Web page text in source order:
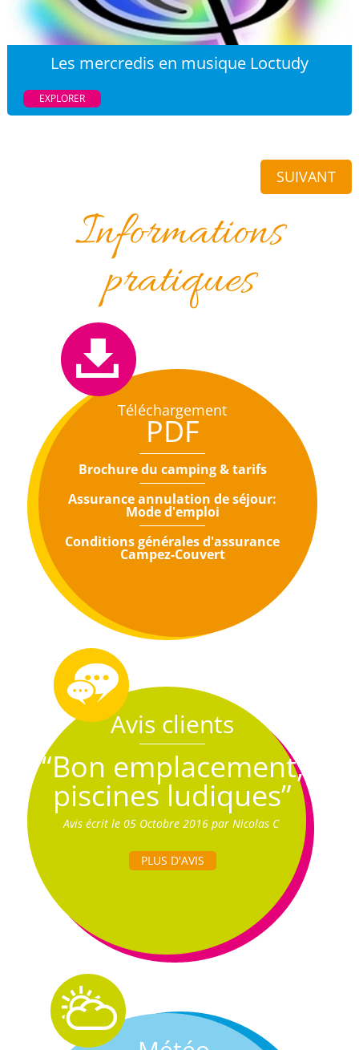
Les mercredis en musique Loctudy
EXPLORER
SUIVANT
Informations
pratiques
Téléchargement
PDF
Brochure du camping & tarifs
Assurance annulation de séjour:
Mode d'emploi
Conditions générales d'assurance
Campez-Couvert
Avis clients
“Bon emplacement,
piscines ludiques”
Avis écrit le 05 Octobre 2016 par Nicolas C
PLUS D'AVIS